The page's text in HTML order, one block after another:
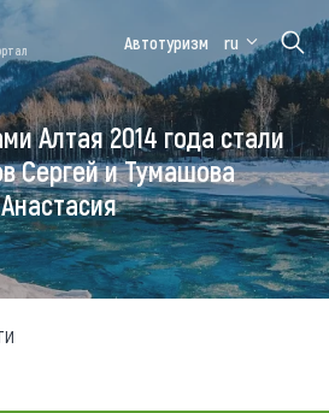
Медицинский
форум
Алтайская
зимовка
Автотуризм ru
Алтая 2014 года стали
Сергей и Тумашова
Анастасия